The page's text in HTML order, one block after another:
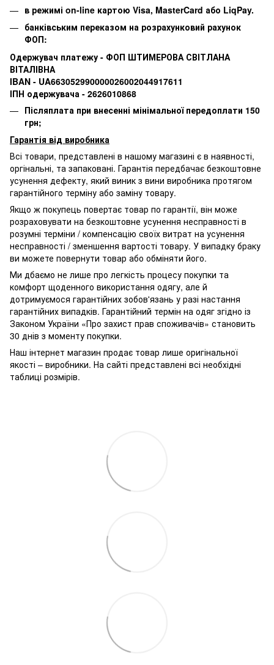
в режимі on-line картою Visa, MasterCard або LiqPay.
банківським переказом на розрахунковий рахунок
ФОП:
Одержувач платежу - ФОП ШТИМЕРОВА СВІТЛАНА
ВІТАЛІВНА
IBAN - UA663052990000026002044917611
ІПН одержувача - 2626010868
Післяплата при внесенні мінімальної передоплати 150
грн;
Гарантія від виробника
Всі товари, представлені в нашому магазині є в наявності,
оргінальні, та запаковані. Гарантія передбачає безкоштовне
усунення дефекту, який виник з вини виробника протягом
гарантійного терміну або заміну товару.
Якщо ж покупець повертає товар по гарантії, він може
розраховувати на безкоштовне усунення несправності в
розумні терміни / компенсацію своїх витрат на усунення
несправності / зменшення вартості товару. У випадку браку
ви можете повернути товар або обміняти його.
Ми дбаємо не лише про легкість процесу покупки та
комфорт щоденного використання одягу, але й
дотримуємося гарантійних зобов'язань у разі настання
гарантійних випадків. Гарантійний термін на одяг згідно із
Законом України «Про захист прав споживачів» становить
30 днів з моменту покупки.
Наш інтернет магазин продає товар лише оригінальної
якості – виробники. На сайті представлені всі необхідні
таблиці розмірів.